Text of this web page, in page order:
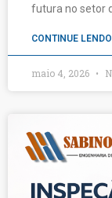
futura no setor
CONTINUE
maio 4, 2026